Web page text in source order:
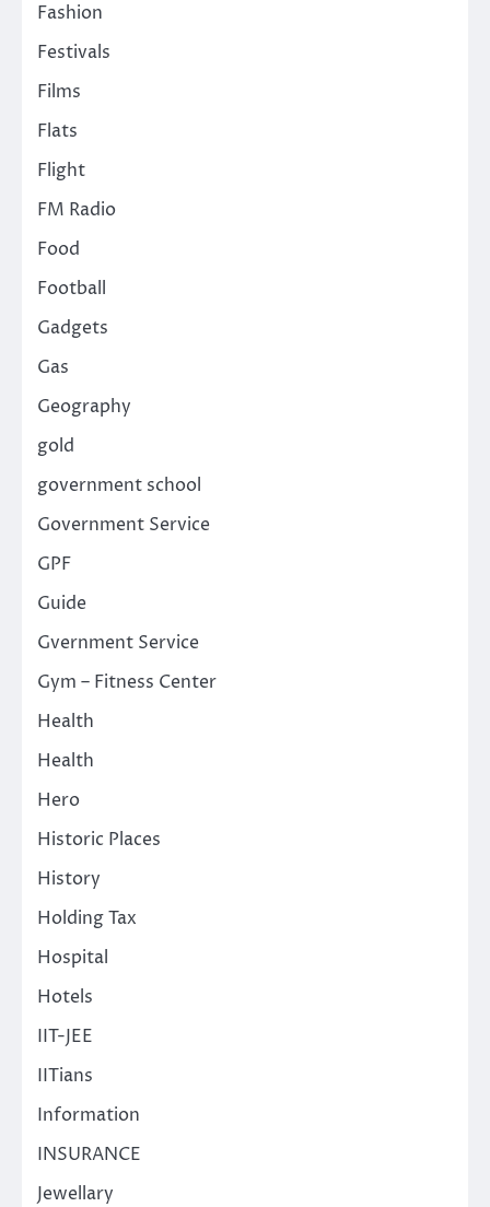
Fashion
Festivals
Films
Flats
Flight
FM Radio
Food
Football
Gadgets
Gas
Geography
gold
government school
Government Service
GPF
Guide
Gvernment Service
Gym – Fitness Center
Health
Health
Hero
Historic Places
History
Holding Tax
Hospital
Hotels
IIT-JEE
IITians
Information
INSURANCE
Jewellary